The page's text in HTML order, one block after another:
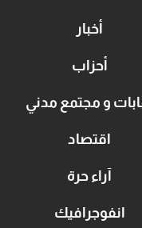
أخبار
أحزاب
و مجتمع مدني
اقتصاد
آراء حرة
انفوجرافيك